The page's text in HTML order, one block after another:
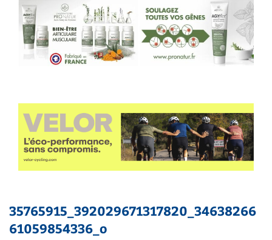
35765915_392029671317820_34638266
61059854336_o